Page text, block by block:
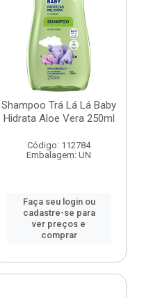
Shampoo Trá Lá Lá Baby
Hidrata Aloe Vera 250ml
Código: 112784
Embalagem: UN
Faça seu login ou
cadastre-se para
ver preços e
comprar